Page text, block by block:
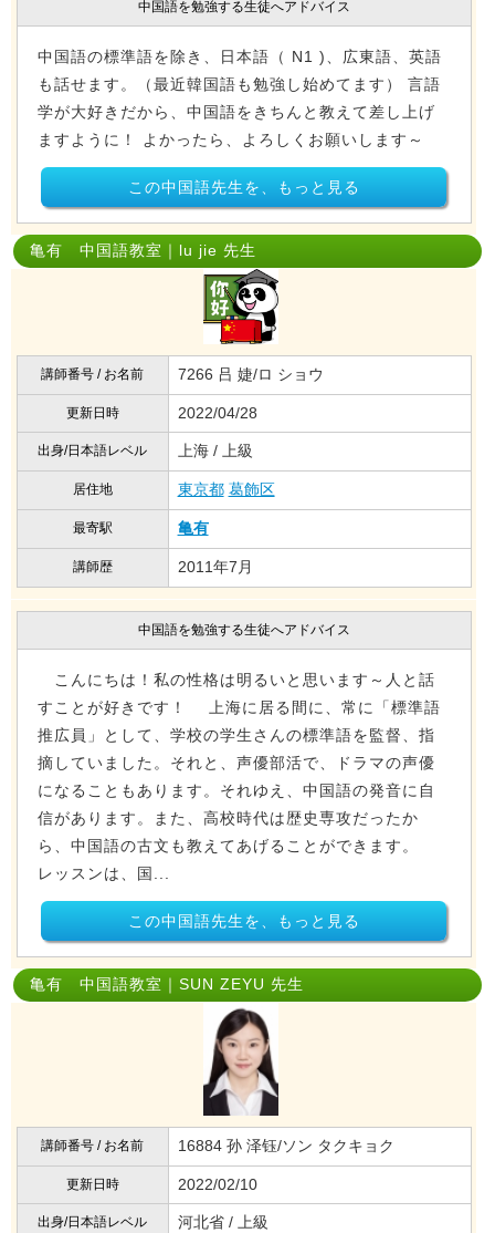
中国語を勉強する生徒へアドバイス
中国語の標準語を除き、日本語（ N1 )、広東語、英語
も話せます。（最近韓国語も勉強し始めてます） 言語
学が大好きだから、中国語をきちんと教えて差し上げ
ますように！ よかったら、よろしくお願いします～
この中国語先生を、もっと見る
亀有 中国語教室｜lu jie 先生
講師番号 / お名前 7266 吕 婕/ロ ショウ
更新日時 2022/04/28
出身/日本語レベル 上海 / 上級
居住地 東京都 葛飾区
最寄駅 亀有
講師歴 2011年7月
中国語を勉強する生徒へアドバイス
こんにちは！私の性格は明るいと思います～人と話
すことが好きです！ 上海に居る間に、常に「標準語
推広員」として、学校の学生さんの標準語を監督、指
摘していました。それと、声優部活で、ドラマの声優
になることもあります。それゆえ、中国語の発音に自
信があります。また、高校時代は歴史専攻だったか
ら、中国語の古文も教えてあげることができます。
レッスンは、国...
この中国語先生を、もっと見る
亀有 中国語教室｜SUN ZEYU 先生
講師番号 / お名前 16884 孙 泽钰/ソン タクキョク
更新日時 2022/02/10
出身/日本語レベル 河北省 / 上級